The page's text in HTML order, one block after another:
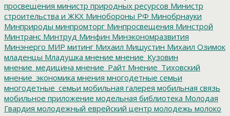
просвещения министр природных ресурсов Министр
строительства и ЖКХ Минобороны РФ Минобрнауки
Минприроды минпромторг Минпросвещения Минстрой
Минтранс Минтруд Минфин Минэкономразвития
Минэнерго МИР митинг Михаил Мишустин Михаил Озимок
младенцы Младушка мнение мнение_Кузовин
мнение_медицина мнение_Райт Мнение_Тиховский
мнение_экономика мнения многодетные семьи
многодетные_семьи мобильная галерея мобильная связь
мобильное приложение модельная библиотека Молодая
Гвардия молодежный еврейский центр молодежь молоко